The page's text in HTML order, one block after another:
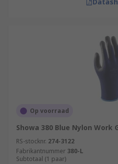
Op voorraad
Showa 380 Blue Nylon Work
RS-stocknr. 274-3122
Fabrikantnummer 380-L
Subtotaal (1 paar)